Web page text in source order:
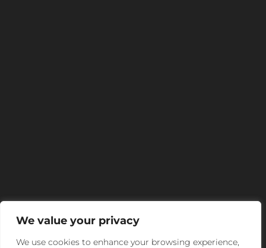
We value your privacy
We use cookies to enhance your browsing experience,